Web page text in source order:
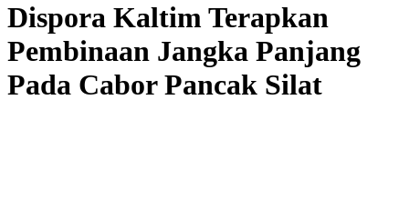
Dispora Kaltim Terapkan
Pembinaan Jangka Panjang
Pada Cabor Pancak Silat